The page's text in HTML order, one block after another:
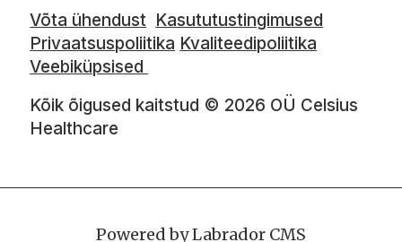
Võta ühendust Kasututustingimused
Privaatsuspoliitika Kvaliteedipoliitika
Veebiküpsised
Kõik õigused kaitstud © 2026 OÜ Celsius
Healthcare
Powered by Labrador CMS